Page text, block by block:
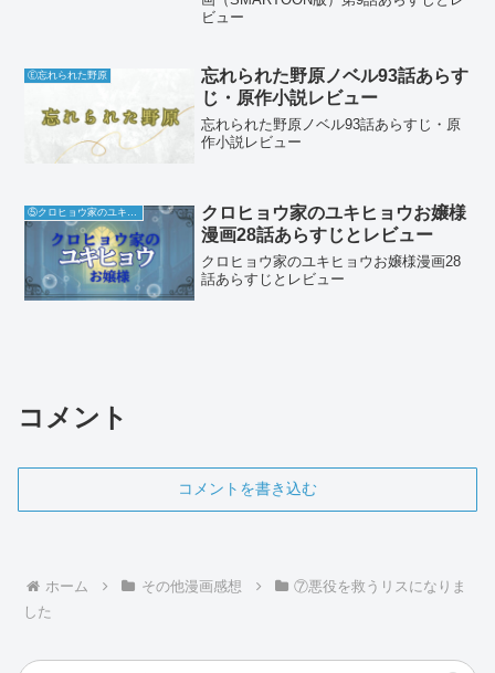
ビュー
Ⓔ忘れられた野原
忘れられた野原ノベル93話あらす
じ・原作小説レビュー
忘れられた野原ノベル93話あらすじ・原
作小説レビュー
クロヒョウ家のユキヒョウお嬢様
漫画28話あらすじとレビュー
クロヒョウ家のユキヒョウお嬢様漫画28
話あらすじとレビュー
コメント
コメントを書き込む
ホーム その他漫画感想
⑦悪役を救うリスになりま
した